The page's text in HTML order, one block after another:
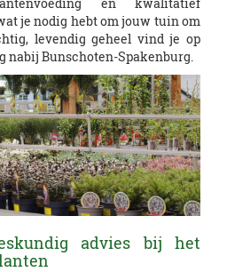
je nodig hebt om jouw tuin om
levendig geheel vind je op
nabij Bunschoten-Spakenburg.
advies bij het